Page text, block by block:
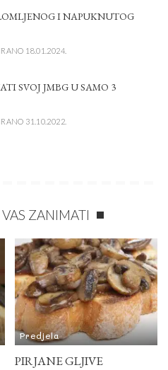
I NAPUKNUTOG
18.01.2024.
SVOJ JMBG U SAMO 3
31.10.2022.
ZANIMATI
Predjela
PIRJANE GLJIVE